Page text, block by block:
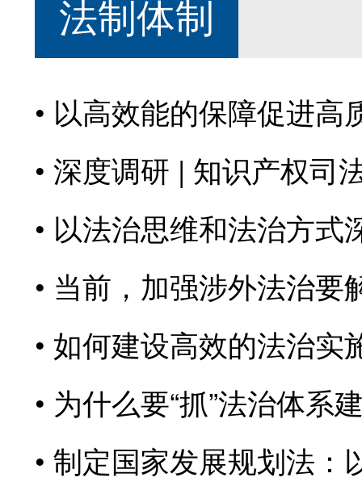
法制体制
以高效能的保障促进高
深度调研 | 知识产权司
以法治思维和法治方式
当前，加强涉外法治要
如何建设高效的法治实
为什么要“抓”法治体系
制定国家发展规划法：